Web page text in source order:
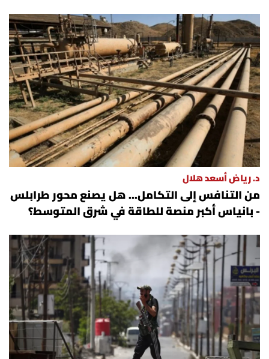
د. رياض أسعد هلال
من التنافس إلى التكامل... هل يصنع محور طرابلس
- بانياس أكبر منصة للطاقة في شرق المتوسط؟